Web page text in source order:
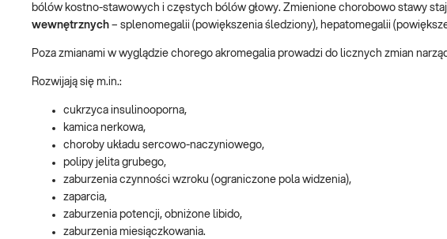
bólów kostno-stawowych i częstych bólów głowy. Zmienione chorobowo stawy
wewnętrznych – splenomegalii (powiększenia śledziony), hepatomegalii
Poza zmianami w wyglądzie chorego akromegalia prowadzi do licznych zmian
Rozwijają się m.in.:
cukrzyca insulinooporna,
kamica nerkowa,
choroby układu sercowo-naczyniowego,
polipy jelita grubego,
zaburzenia czynności wzroku (ograniczone pola widzenia),
zaparcia,
zaburzenia potencji, obniżone libido,
zaburzenia miesiączkowania.